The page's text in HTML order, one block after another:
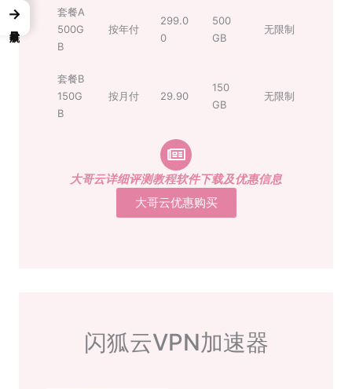
套餐A
500G
B
按年付
299.0
0
500
GB
无限制
套餐B
150G
B
按月付 29.90
150
GB
无限制
大哥云详细评测教程软件下载及优惠信息
大哥云优惠购买
闪狐云VPN加速器
→